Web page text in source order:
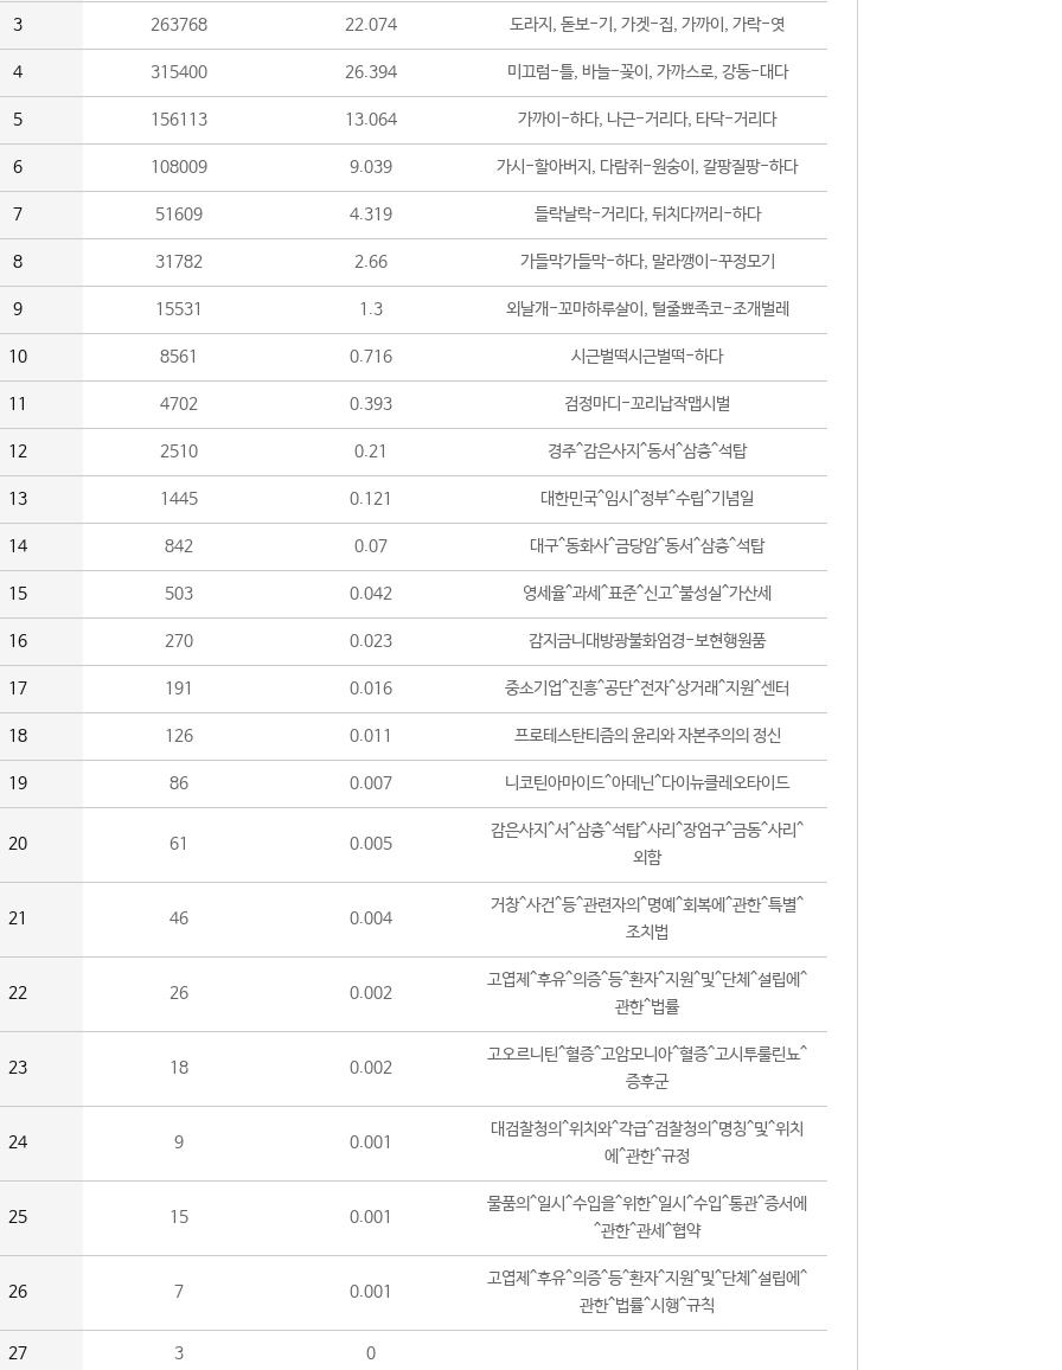
3 263768 22.074 도라지, 돋보-기, 가겟-집, 가까이, 가락-엿
4 315400 26.394 미끄럼-틀, 바늘-꽂이, 가까스로, 강동-대다
5 156113 13.064 가까이-하다, 나근-거리다, 타닥-거리다
6 108009 9.039 가시-할아버지, 다람쥐-원숭이, 갈팡질팡-하다
7 51609 4.319 들락날락-거리다, 뒤치다꺼리-하다
8 31782 2.66 가들막가들막-하다, 말라깽이-꾸정모기
9 15531 1.3 외날개-꼬마하루살이, 털줄뾰족코-조개벌레
10 8561 0.716 시근벌떡시근벌떡-하다
11 4702 0.393 검정마디-꼬리납작맵시벌
12 2510 0.21 경주^감은사지^동서^삼층^석탑
13 1445 0.121 대한민국^임시^정부^수립^기념일
14 842 0.07 대구^동화사^금당암^동서^삼층^석탑
15 503 0.042 영세율^과세^표준^신고^불성실^가산세
16 270 0.023 감지금니대방광불화엄경-보현행원품
17 191 0.016 중소기업^진흥^공단^전자^상거래^지원^센터
18 126 0.011 프로테스탄티즘의 윤리와 자본주의의 정신
19 86 0.007 니코틴아마이드^아데닌^다이뉴클레오타이드
20 61 0.005
감은사지^서^삼층^석탑^사리^장엄구^금동^사리^
외함
21 46 0.004
거창^사건^등^관련자의^명예^회복에^관한^특별^
조치법
22 26 0.002
고엽제^후유^의증^등^환자^지원^및^단체^설립에^
관한^법률
23 18 0.002
고오르니틴^혈증^고암모니아^혈증^고시투룰린뇨^
증후군
24 9 0.001
대검찰청의^위치와^각급^검찰청의^명칭^및^위치
에^관한^규정
25 15 0.001
물품의^일시^수입을^위한^일시^수입^통관^증서에
^관한^관세^협약
26 7 0.001
고엽제^후유^의증^등^환자^지원^및^단체^설립에^
관한^법률^시행^규칙
27 3 0